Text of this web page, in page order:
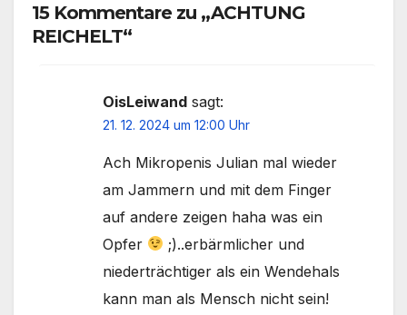
15 Kommentare zu „ACHTUNG
REICHELT“
OisLeiwand sagt:
21. 12. 2024 um 12:00 Uhr
Ach Mikropenis Julian mal wieder
am Jammern und mit dem Finger
auf andere zeigen haha was ein
Opfer
;)..erbärmlicher und
niederträchtiger als ein Wendehals
kann man als Mensch nicht sein!